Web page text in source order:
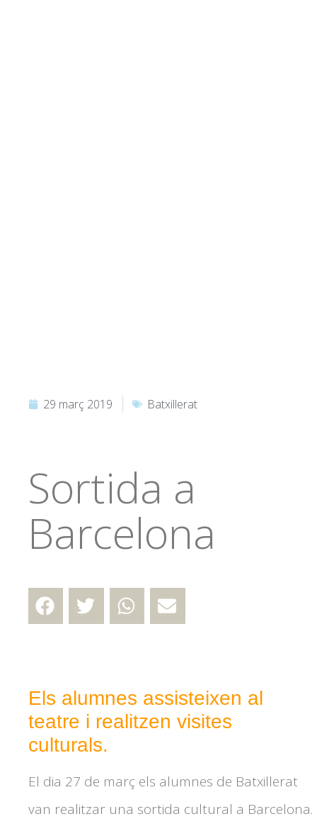
29 març 2019 Batxillerat
Sortida a
Barcelona
Els alumnes assisteixen al
teatre i realitzen visites
culturals.
El dia 27 de març els alumnes de Batxillerat
van realitzar una sortida cultural a Barcelona.